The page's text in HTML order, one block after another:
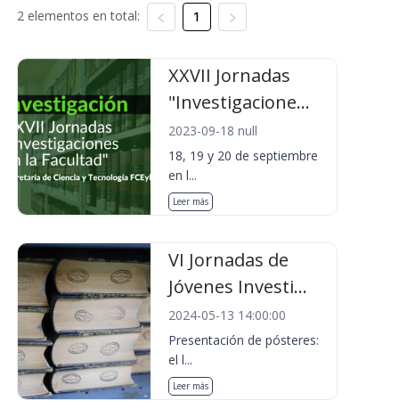
2 elementos en total: 1
XXVII Jornadas
"Investigacione...
2023-09-18 null
18, 19 y 20 de septiembre
en l...
Leer más
VI Jornadas de
Jóvenes Investi...
2024-05-13 14:00:00
Presentación de pósteres:
el l...
Leer más